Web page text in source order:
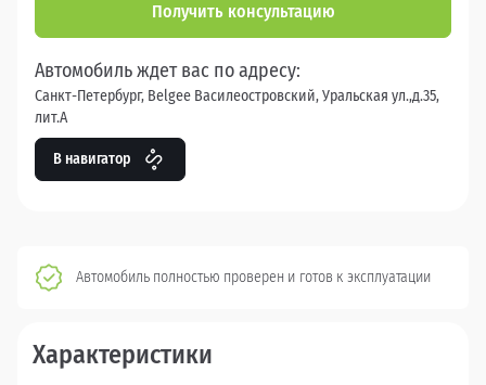
Получить консультацию
Автомобиль ждет вас по адресу:
Санкт-Петербург, Belgee Василеостровский, Уральская ул.,д.35,
лит.А
В навигатор
Автомобиль полностью проверен и готов к эксплуатации
Характеристики